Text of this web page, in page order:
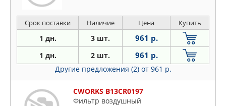
Срок поставки Наличие Цена Купить
1 дн. 3 шт. 961 р.
1 дн. 2 шт. 961 р.
Другие предложения (2) от 961 р.
CWORKS B13CR0197
Фильтр воздушный